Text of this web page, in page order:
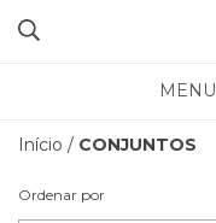
MENU
Início / CONJUNTOS
Ordenar por